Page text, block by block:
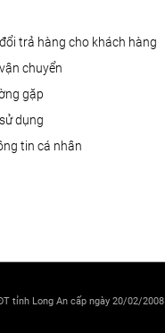
trả hàng cho khách hàng
chuyển
gặp
dụng
tin cá nhân
tỉnh Long An cấp ngày 20/02/2008